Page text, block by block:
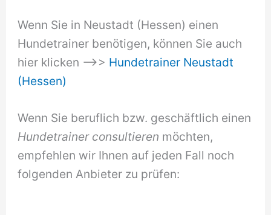
Wenn Sie in Neustadt (Hessen) einen
Hundetrainer benötigen, können Sie auch
hier klicken –>> Hundetrainer Neustadt
(Hessen)
Wenn Sie beruflich bzw. geschäftlich einen
Hundetrainer consultieren möchten,
empfehlen wir Ihnen auf jeden Fall noch
folgenden Anbieter zu prüfen: